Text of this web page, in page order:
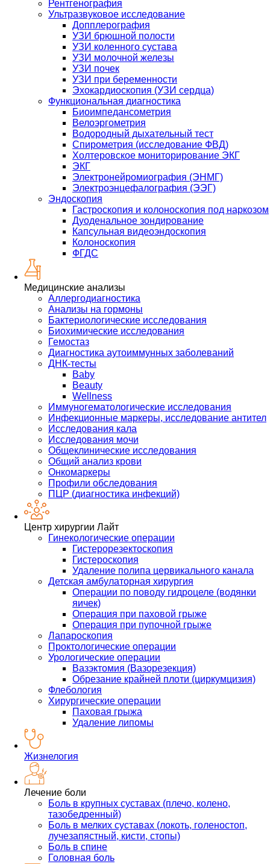
Рентгенография
Ультразвуковое исследование
Допплерография
УЗИ брюшной полости
УЗИ коленного сустава
УЗИ молочной железы
УЗИ почек
УЗИ при беременности
Эхокардиоскопия (УЗИ сердца)
Функциональная диагностика
Биоимпедансометрия
Велоэргометрия
Водородный дыхательный тест
Спирометрия (исследование ФВД)
Холтеровское мониторирование ЭКГ
ЭКГ
Электронейромиография (ЭНМГ)
Электроэнцефалография (ЭЭГ)
Эндоскопия
Гастроскопия и колоноскопия под наркозом
Дуоденальное зондирование
Капсульная видеоэндоскопия
Колоноскопия
ФГДС
Медицинские анализы
Аллергодиагностика
Анализы на гормоны
Бактериологические исследования
Биохимические исследования
Гемостаз
Диагностика аутоиммунных заболеваний
ДНК-тесты
Baby
Beauty
Wellness
Иммуногематологические исследования
Инфекционные маркеры, исследование антител
Исследования кала
Исследования мочи
Общеклинические исследования
Общий анализ крови
Онкомаркеры
Профили обследования
ПЦР (диагностика инфекций)
Центр хирургии Лайт
Гинекологические операции
Гистерорезектоскопия
Гистероскопия
Удаление полипа цервикального канала
Детская амбулаторная хирургия
Операции по поводу гидроцеле (водянки
яичек)
Операция при паховой грыже
Операция при пупочной грыже
Лапароскопия
Проктологические операции
Урологические операции
Вазэктомия (Вазорезекция)
Обрезание крайней плоти (циркумцизия)
Флебология
Хирургические операции
Паховая грыжа
Удаление липомы
Жизнелогия
Лечение боли
Боль в крупных суставах (плечо, колено,
тазобедренный)
Боль в мелких суставах (локоть, голеностоп,
лучезапястный, кисти, стопы)
Боль в спине
Головная боль